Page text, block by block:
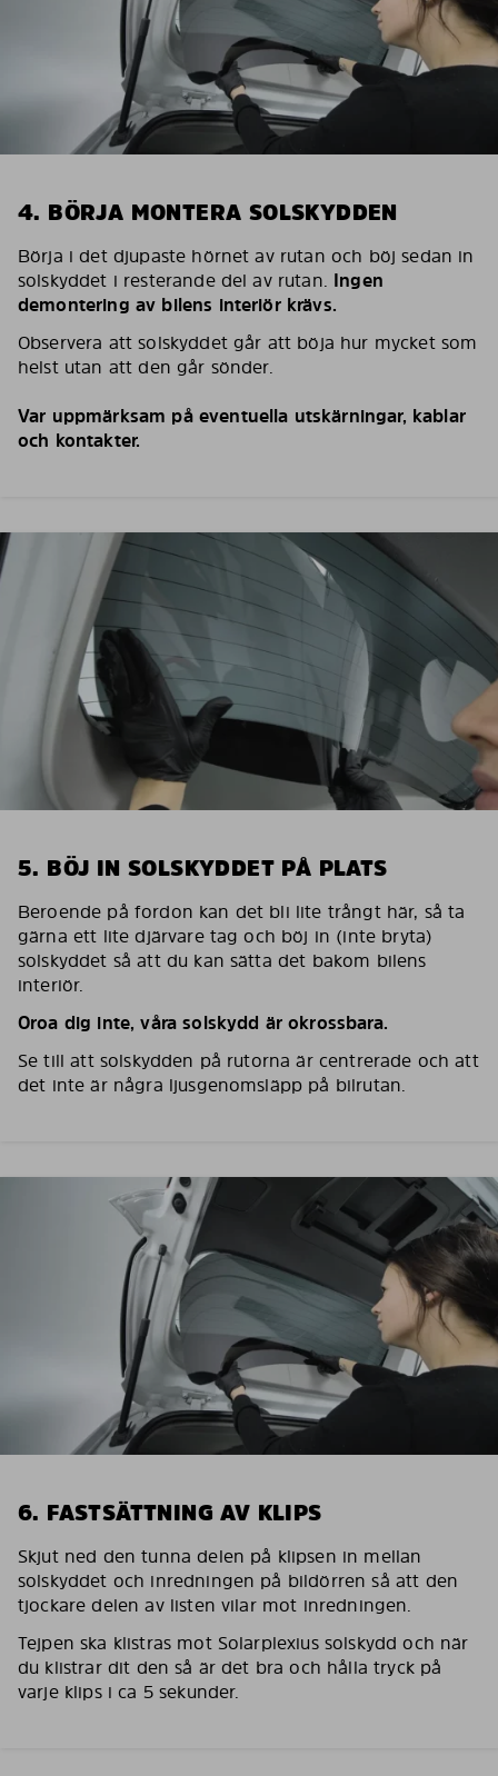
4. BÖRJA MONTERA SOLSKYDDEN
Börja i det djupaste hörnet av rutan och böj sedan in
solskyddet i resterande del av rutan. Ingen
demontering av bilens interiör krävs.
Observera att solskyddet går att böja hur mycket som
helst utan att den går sönder.
Var uppmärksam på eventuella utskärningar, kablar
och kontakter.
5. BÖJ IN SOLSKYDDET PÅ PLATS
Beroende på fordon kan det bli lite trångt här, så ta
gärna ett lite djärvare tag och böj in (inte bryta)
solskyddet så att du kan sätta det bakom bilens
interiör.
Oroa dig inte, våra solskydd är okrossbara.
Se till att solskydden på rutorna är centrerade och att
det inte är några ljusgenomsläpp på bilrutan.
6. FASTSÄTTNING AV KLIPS
Skjut ned den tunna delen på klipsen in mellan
solskyddet och inredningen på bildörren så att den
tjockare delen av listen vilar mot inredningen.
Tejpen ska klistras mot Solarplexius solskydd och när
du klistrar dit den så är det bra och hålla tryck på
varje klips i ca 5 sekunder.